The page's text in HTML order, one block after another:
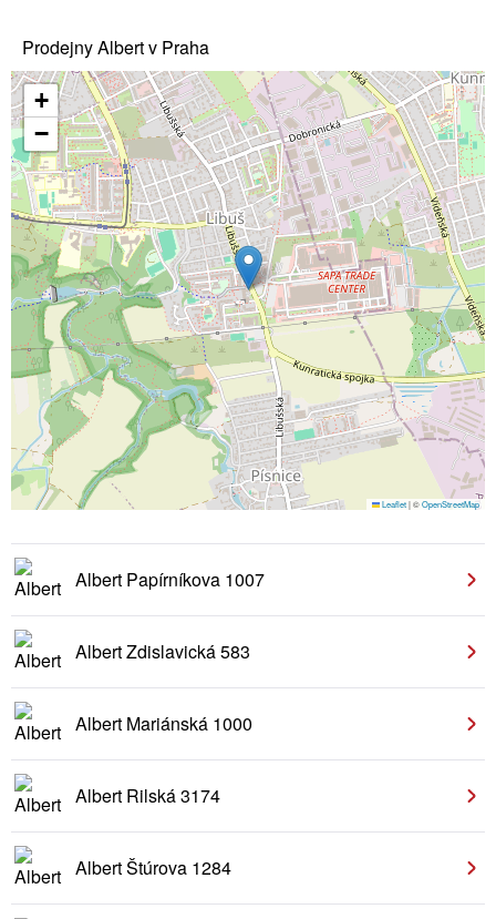
Prodejny Albert v Praha
+
−
Leaflet|©OpenStreetMap
Albert Papírníkova 1007
Albert Zdislavická 583
Albert Mariánská 1000
Albert Rilská 3174
Albert Štúrova 1284